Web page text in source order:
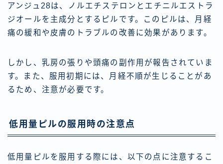
アンジュ28は、ノルエチステロンとエチニルエストラ
ジオールを主成分とするピルです。このピルは、月経
痛の緩和や皮膚のトラブルの改善に効果があります。
しかし、乳房の張りや頭痛の副作用が報告されていま
す。また、服用初期には、月経不順が生じることがあ
るため、注意が必要です。
低用量ピルの服用時の注意点
低用量ピルを服用する際には、以下の点に注意するこ